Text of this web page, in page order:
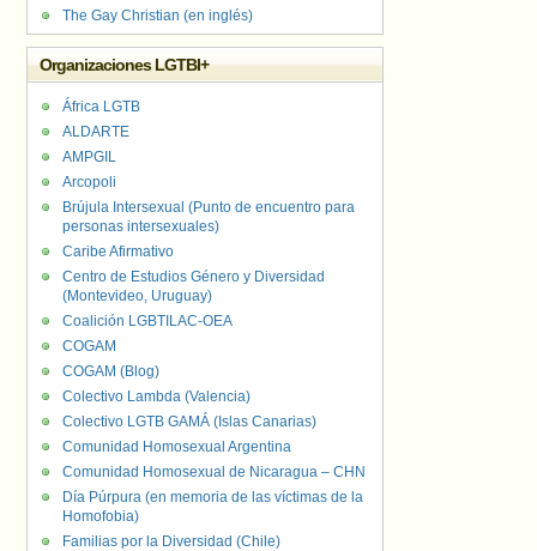
The Gay Christian (en inglés)
Organizaciones LGTBI+
África LGTB
ALDARTE
AMPGIL
Arcopoli
Brújula Intersexual (Punto de encuentro para
personas intersexuales)
Caribe Afirmativo
Centro de Estudios Género y Diversidad
(Montevideo, Uruguay)
Coalición LGBTILAC-OEA
COGAM
COGAM (Blog)
Colectivo Lambda (Valencia)
Colectivo LGTB GAMÁ (Islas Canarias)
Comunidad Homosexual Argentina
Comunidad Homosexual de Nicaragua – CHN
Día Púrpura (en memoria de las víctimas de la
Homofobia)
Familias por la Diversidad (Chile)